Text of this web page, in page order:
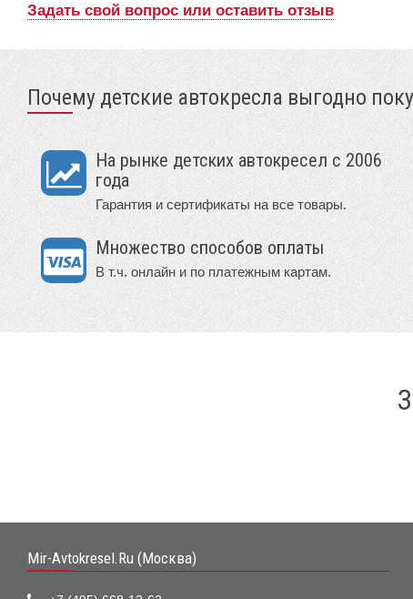
Задать свой вопрос или оставить отзыв
Почему детские автокресла выгодно
На рынке детских автокресел с 2006
года
Гарантия и сертификаты на все товары.
Множество способов оплаты
В т.ч. онлайн и по платежным картам.
Mir-Avtokresel.Ru (Москва)